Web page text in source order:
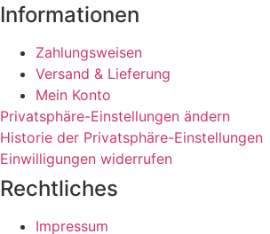
Informationen
Zahlungsweisen
Versand & Lieferung
Mein Konto
Privatsphäre-Einstellungen ändern
Historie der Privatsphäre-Einstellungen
Einwilligungen widerrufen
Rechtliches
Impressum